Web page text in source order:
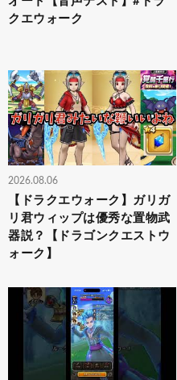
クエウォーク
2026.08.06
【ドラクエウォーク】ガリガ
リ君ウィップは優秀な置物武
器説？【ドラゴンクエストウ
ォーク】